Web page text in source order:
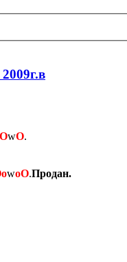
ОwО.
wоО.Продан.